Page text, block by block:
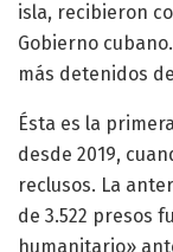
isla, recibieron
Gobierno
más detenidos
Ésta es la
desde 2019,
reclusos. La
de 3.522 presos
humanitario»